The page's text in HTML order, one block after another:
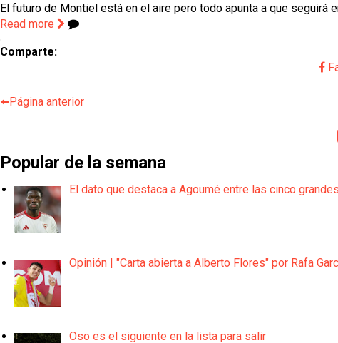
El futuro de Montiel está en el aire pero todo apunta a que seguirá
Read more
Comparte:
⬅️Página anterior
Popular de la semana
El dato que destaca a Agoumé entre las cinco
Opinión | "Carta abierta a Alberto Flores" por Rafa
Oso es el siguiente en la lista para salir